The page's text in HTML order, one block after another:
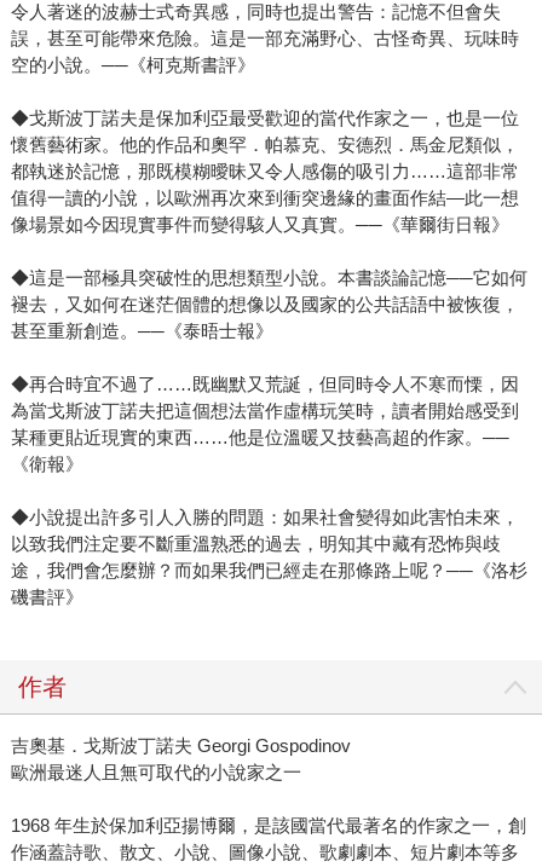
令人著迷的波赫士式奇異感，同時也提出警告：記憶不但會失
誤，甚至可能帶來危險。這是一部充滿野心、古怪奇異、玩味時
空的小說。──《柯克斯書評》
◆戈斯波丁諾夫是保加利亞最受歡迎的當代作家之一，也是一位
懷舊藝術家。他的作品和奧罕．帕慕克、安德烈．馬金尼類似，
都執迷於記憶，那既模糊曖昧又令人感傷的吸引力……這部非常
值得一讀的小說，以歐洲再次來到衝突邊緣的畫面作結—此一想
像場景如今因現實事件而變得駭人又真實。──《華爾街日報》
◆這是一部極具突破性的思想類型小說。本書談論記憶──它如何
褪去，又如何在迷茫個體的想像以及國家的公共話語中被恢復，
甚至重新創造。──《泰晤士報》
◆再合時宜不過了……既幽默又荒誕，但同時令人不寒而慄，因
為當戈斯波丁諾夫把這個想法當作虛構玩笑時，讀者開始感受到
某種更貼近現實的東西……他是位溫暖又技藝高超的作家。──
《衛報》
◆小說提出許多引人入勝的問題：如果社會變得如此害怕未來，
以致我們注定要不斷重溫熟悉的過去，明知其中藏有恐怖與歧
途，我們會怎麼辦？而如果我們已經走在那條路上呢？──《洛杉
磯書評》
作者
吉奧基．戈斯波丁諾夫 Georgi Gospodinov
歐洲最迷人且無可取代的小說家之一
1968 年生於保加利亞揚博爾，是該國當代最著名的作家之一，創
作涵蓋詩歌、散文、小說、圖像小說、歌劇劇本、短片劇本等多